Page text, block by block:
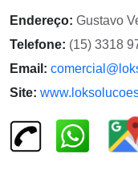
Endereço: Gustavo
Telefone: (15) 3318
Email:
Site: